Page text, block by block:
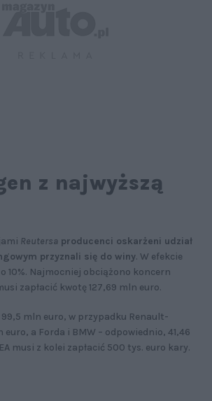
z najwyższą
Reutersa producenci oskarżeni udział
przyznali się do winy. W efekcie
10%. Najmocniej obciążono koncern
zapłacić kwotę 127,69 mln euro.
mln euro, w przypadku Renault-
euro, a Forda i BMW – odpowiednio, 41,46
musi z kolei zapłacić 500 tys. euro kary.